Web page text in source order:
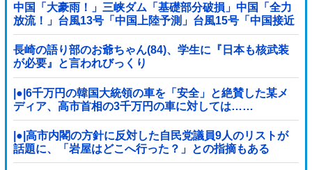
中国「大豪雨！」三峡ダム「基礎部分破損」中国「全力
放流！」台風13号「中国上陸予測」台風15号「中国接近
（画像」中国「台風同時上陸！（穀物生産が壊滅危機」
→
長崎の語り部のお爺ちゃん(84)、学生に『日本も核武装
が必要』と言われびっくり
|●|6千万円の韓国大統領の車を「安全」と絶賛した某メ
ディア、高市首相の3千万円の車に対しては……
|●|高市内閣の方針に反対した自民党議員9人のリストが
話題に、「岩屋はどこへ行った？」との指摘もある
が……